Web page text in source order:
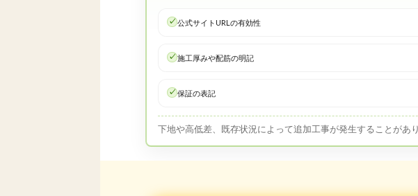
公式サイトURLの有効性
施工厚みや配筋の明記
保証の表記
下地や高低差、既存状況によって追加工事が発生することがあ